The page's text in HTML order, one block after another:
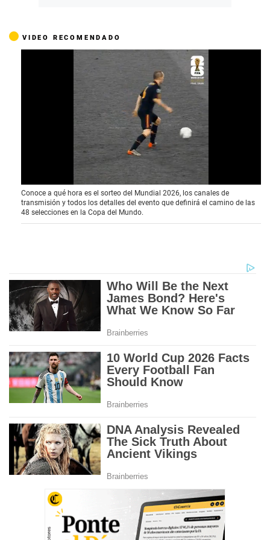
VIDEO RECOMENDADO
0
o
f
4
1
d
s
Conoce a qué hora es el sorteo del Mundial 2026, los canales de
transmisión y todos los detalles del evento que definirá el camino de las
48 selecciones en la Copa del Mundo.